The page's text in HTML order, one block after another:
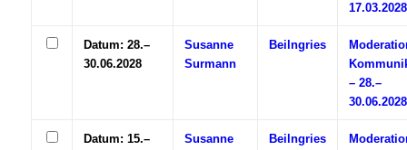
17.03.2028
Datum: 28.–
30.06.2028
Susanne
Surmann
Beilngries
– 28.–
30.06.2028
Datum: 15.–
Susanne
Beilngries